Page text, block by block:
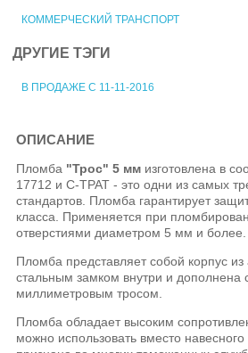
КОММЕРЧЕСКИЙ ТРАНСПОРТ
ДРУГИЕ ТЭГИ
В ПРОДАЖЕ С 11-11-2016
ОПИСАНИЕ
Пломба "Трос" 5 мм изготовлена в
17712 и С-ТРАТ - это одни из самых
стандартов. Пломба гарантирует
класса. Применяется при
отверстиями диаметром 5 мм и более.
Пломба представляет собой корпус
стальным замком внутри и дополнена
миллиметровым тросом.
Пломба обладает высоким
можно использовать вместо